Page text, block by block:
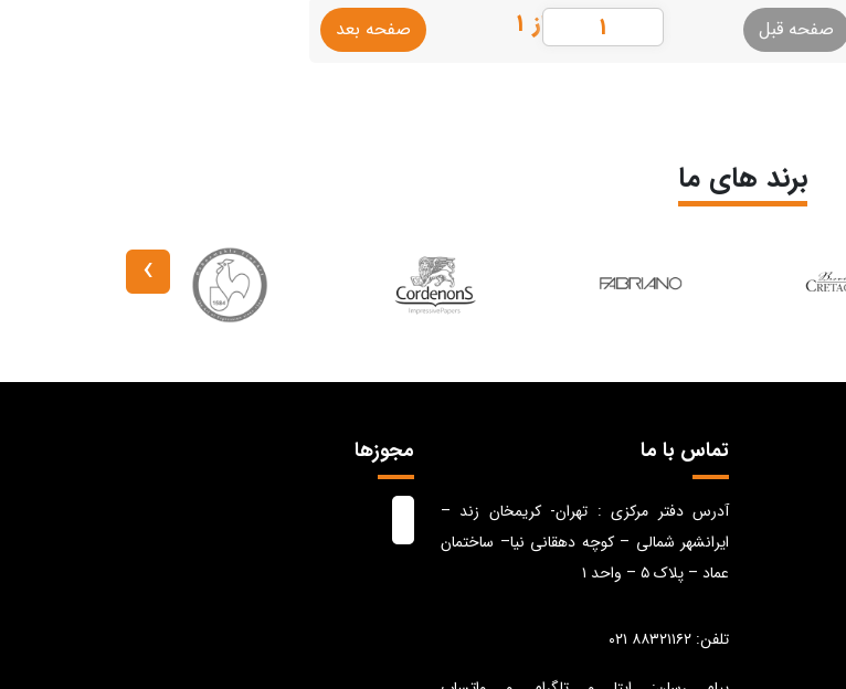
صفحه قبل از ۱ صفحه بعد
برند های ما
›
تماس با ما
آدرس دفتر مرکزی : تهران- کریمخان زند –
ایرانشهر شمالی – کوچه دهقانی نیا– ساختمان
عماد – پلاک ۵ – واحد ۱
تلفن: ۸۸۳۲۱۱۶۲ ۰۲۱
مجوزها